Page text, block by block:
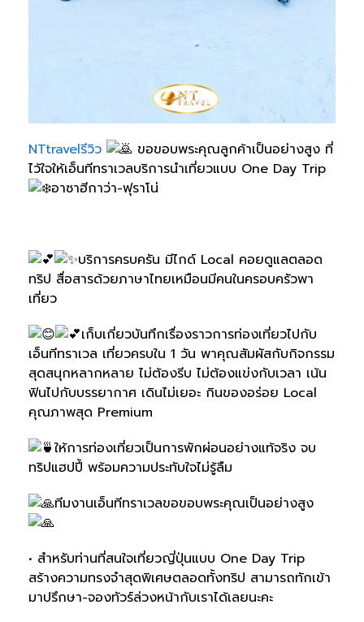
NTtravelรีวิว
ขอขอบพระคุณลูกค้าเป็นอย่างสูง ที่
ไว้ใจให้เอ็นทีทราเวลบริการนำเที่ยวแบบ One Day Trip
อาซาฮีกาว่า-ฟุราโน่
บริการครบครัน มีไกด์ Local คอยดูแลตลอด
ทริป สื่อสารด้วยภาษาไทยเหมือนมีคนในครอบครัวพา
เที่ยว
เก็บเกี่ยวบันทึกเรื่องราวการท่องเที่ยวไปกับ
เอ็นทีทราเวล เที่ยวครบใน 1 วัน พาคุณสัมผัสกับกิจกรรม
สุดสนุกหลากหลาย ไม่ต้องรีบ ไม่ต้องแข่งกับเวลา เน้น
ฟินไปกับบรรยากาศ เดินไม่เยอะ กินของอร่อย Local
คุณภาพสุด Premium
ให้การท่องเที่ยวเป็นการพักผ่อนอย่างแท้จริง จบ
ทริปแฮปปี้ พร้อมความประทับใจไม่รู้ลืม
ทีมงานเอ็นทีทราเวลขอขอบพระคุณเป็นอย่างสูง
• สำหรับท่านที่สนใจเที่ยวญี่ปุ่นแบบ One Day Trip
สร้างความทรงจำสุดพิเศษตลอดทั้งทริป สามารถทักเข้า
มาปรึกษา-จองทัวร์ล่วงหน้ากับเราได้เลยนะคะ